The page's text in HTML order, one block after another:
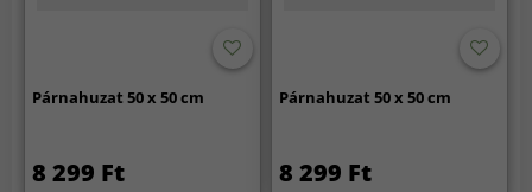
Párnahuzat 50 x 50 cm
8 299 Ft
Párnahuzat 50 x 50 cm
8 299 Ft